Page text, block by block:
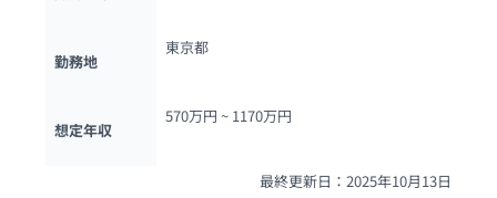
勤務地
東京都
想定年収
570万円 ~ 1170万円
最終更新日：2025年10月13日